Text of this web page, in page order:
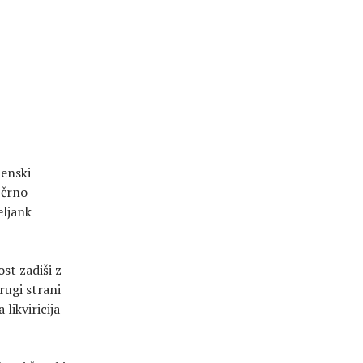
zadiši z
strani
likviricija